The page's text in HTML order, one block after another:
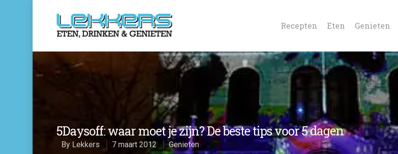
Recepten Eten Genieten
5Daysoff: waar moet je zijn? De beste tips voor 5 dagen
By Lekkers 7 maart 2012 Genieten